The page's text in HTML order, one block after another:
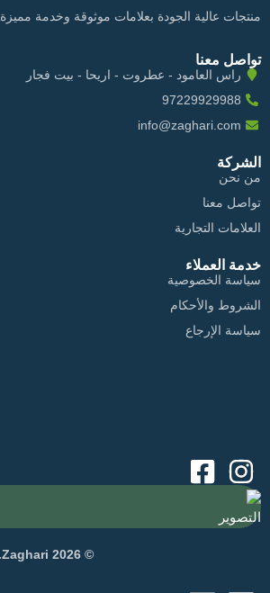
منتجات عالية الجودة بعلامات موثوقة وخدمة مميزة
تواصل معنا
راس العامود - عطروت - اريحا - بيت فجار
97229929988
info@zaghari.com
الشركة
من نحن
تواصل معنا
العلامات التجارية
خدمة العملاء
سياسة الخصوصية
الشروط والأحكام
سياسة الإرجاع
التصوير
© 2026 Zaghari. جميع الحقوق محفوظة.